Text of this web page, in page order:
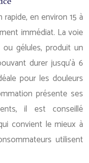
en environ 15 à
immédiat. La voie
gélules, produit un
durer jusqu’à 6
pour les douleurs
présente ses
il est conseillé
convient le mieux à
utilisent